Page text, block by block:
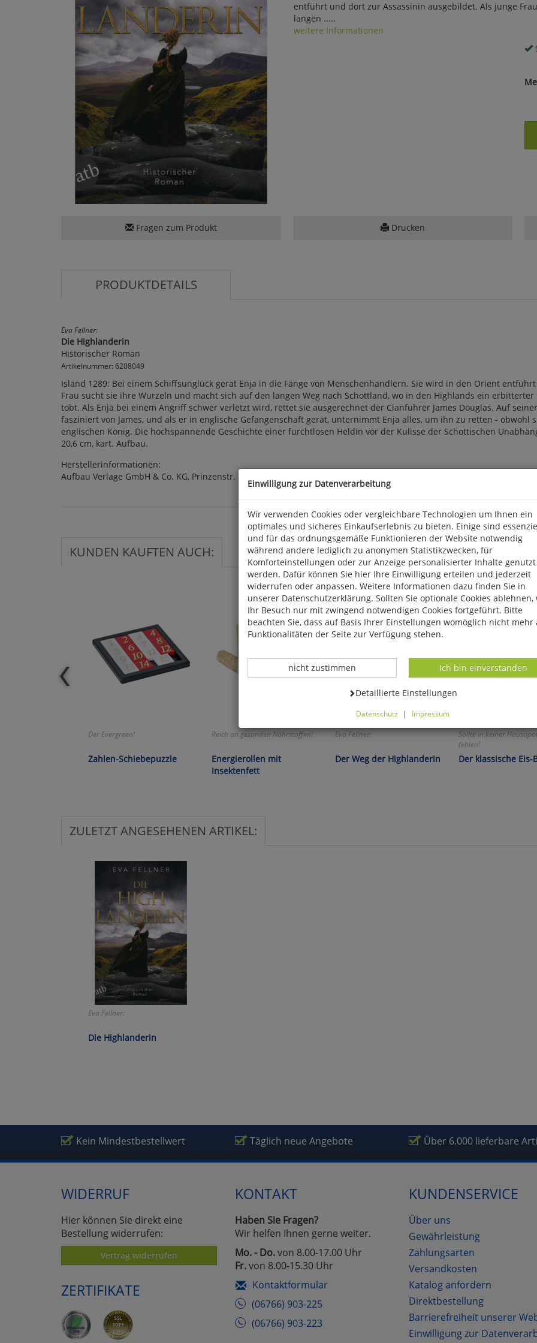
entführt und dort zur Assassinin ausgebildet. Als junge
langen .....
weitere Informationen
Fragen zum Produkt Drucken
PRODUKTDETAILS
Eva Fellner:
Die Highlanderin
Historischer Roman
Artikelnummer: 6208049
Island 1289: Bei einem Schiffsunglück gerät Enja in die Fänge von Menschenhändlern. Sie wird in den Orient
Frau sucht sie ihre Wurzeln und macht sich auf den langen Weg nach Schottland, wo in den Highlands ein
tobt. Als Enja bei einem Angriff schwer verletzt wird, rettet sie ausgerechnet der Clanführer James Douglas. Auf
fasziniert von James, und als er in englische Gefangenschaft gerät, unternimmt Enja alles, um ihn zu retten - obwohl
englischen König. Die hochspannende Geschichte einer furchtlosen Heldin vor der Kulisse der Schottischen
20,6 cm, kart. Aufbau.
Herstellerinformationen:
Aufbau Verlage GmbH & Co. KG, Prinzenstr. 85, D 10969 Berlin, info@aufbau-verlage.de
KUNDEN KAUFTEN AUCH:
Der Evergreen!
Zahlen-Schiebepuzzle
Reich an gesunden Nährstoffen!
Energierollen mit
Insektenfett
Eva Fellner:
Der Weg der Highlanderin
Sollte in keiner
fehlen!
Der klassische Eis-
ZULETZT ANGESEHENEN ARTIKEL:
Eva Fellner:
Die Highlanderin
Kein Mindestbestellwert Täglich neue Angebote Über 6.000 lieferbare
WIDERRUF
Hier können Sie direkt eine
Bestellung widerrufen:
Vertrag widerrufen
ZERTIFIKATE
KONTAKT
Haben Sie Fragen?
Wir helfen Ihnen gerne weiter.
Mo. - Do.von 8.00-17.00 Uhr
Fr.von 8.00-15.30 Uhr
Kontaktformular
(06766) 903-225
(06766) 903-223
KUNDENSERVICE
Über uns
Gewährleistung
Zahlungsarten
Versandkosten
Katalog anfordern
Direktbestellung
Barrierefreiheit unserer
Einwilligung zur
Einwilligung zur Datenverarbeitung
Wir verwenden Cookies oder vergleichbare Technologien um Ihnen ein
optimales und sicheres Einkaufserlebnis zu bieten. Einige sind
und für das ordnungsgemäße Funktionieren der Website notwendig
während andere lediglich zu anonymen Statistikzwecken, für
Komforteinstellungen oder zur Anzeige personalisierter Inhalte genutzt
werden. Dafür können Sie hier Ihre Einwilligung erteilen und jederzeit
widerrufen oder anpassen. Weitere Informationen dazu finden Sie in
unserer Datenschutzerklärung. Sollten Sie optionale Cookies ablehnen,
Ihr Besuch nur mit zwingend notwendigen Cookies fortgeführt. Bitte
beachten Sie, dass auf Basis Ihrer Einstellungen womöglich nicht mehr
Funktionalitäten der Seite zur Verfügung stehen.
Datenverarbeitung -
Ich bin einverstanden
Datenverarbeitung -
nicht zustimmen
Datenverarbeitung -
Detaillierte Einstellungen
Datenschutz | Impressum
Cookies ablehnen, wird Ihr Besuch nur mit zwingend notwendigen
fortgeführt. Bitte beachten Sie, dass auf Basis Ihrer Einstellungen
nicht mehr alle Funktionalitäten der Seite zur Verfügung stehen.
Selbstverständlich können Sie die Einstellungen jederzeit widerrufen